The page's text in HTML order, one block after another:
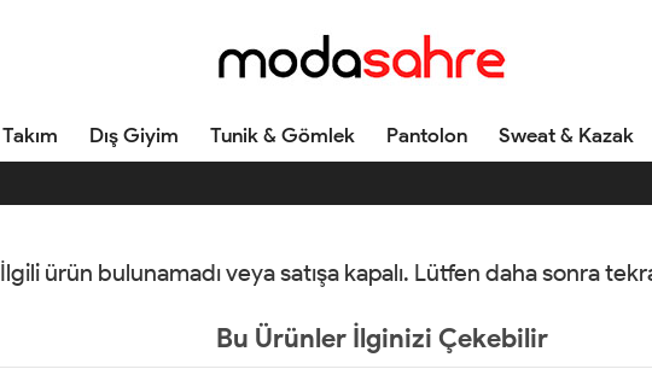
Takım Dış Giyim Tunik & Gömlek Pantolon Sweat & Kazak
İlgili ürün bulunamadı veya satışa kapalı. Lütfen daha sonra
Bu Ürünler İlginizi Çekebilir